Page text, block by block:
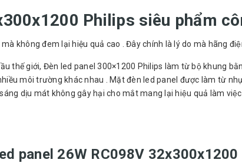
Philips siêu phẩm
không đem lại hiệu quả cao . Đây chính là lý do mà hãng
thế giới, Đèn led panel 300×1200 Philips làm từ bộ khung
môi trường khác nhau . Mặt đèn led panel được làm từ
dịu mát không gây hại cho mắt mang lại hiệu quả làm
panel 26W RC098V 32x300x1200